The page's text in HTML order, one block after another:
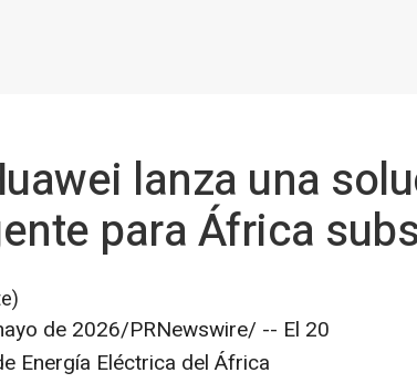
lanza una
para África
de 2026/PRNewswire/ -- El 20
Energía Eléctrica del África